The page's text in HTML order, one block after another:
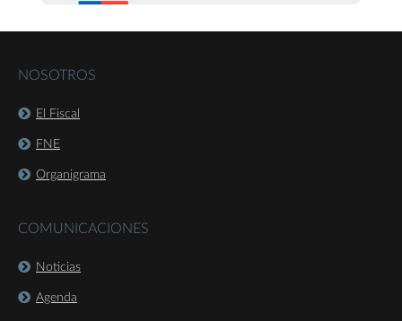
NOSOTROS
El Fiscal
FNE
Organigrama
COMUNICACIONES
Noticias
Agenda